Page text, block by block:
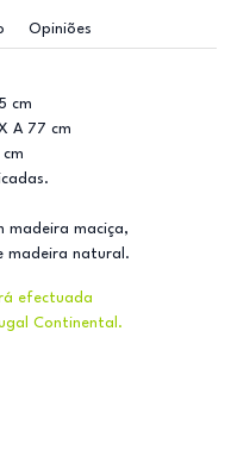
Opiniões
cm
A 77 cm
madeira maciça,
madeira natural.
efectuada
Continental.